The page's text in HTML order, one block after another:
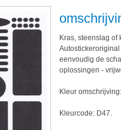
Kras, steenslag
eenvoudig de
oplossingen -
Kleur
Kleurcode: D47.